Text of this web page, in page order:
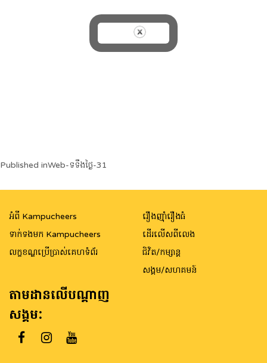
Post
navigation
Published inWeb-ទទឹងថ្ងៃ-31
អំពី Kampucheers
ទាក់ទងមក Kampucheers
លក្ខខណ្ឌប្រើប្រាស់គេហទំព័រ
រឿងញ៉ាំរឿងធំ
ដើរលើសពីលេង
ជិវិត/កម្សាន្ត
សង្គម/សហគមន៍
តាមដានលើបណ្តាញ
សង្គម: